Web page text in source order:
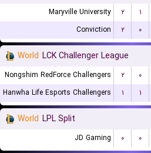
Maryville University ۲ ۱
Conviction
۲ ۰
World LCK Challenger League
Nongshim RedForce Challengers ۲ ۰
Hanwha Life Esports Challengers
۱ ۱
World LPL Split
JD Gaming ۰ ۰